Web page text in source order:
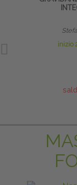
inizio